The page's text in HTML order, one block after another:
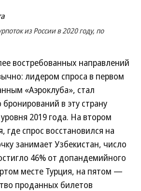
из России в 2020 году, по
востребованных направлений
лидером спроса в первом
«Аэроклуба», стал
бронирований в эту страну
2019 года. На втором
где спрос восстановился на
занимает Узбекистан, число
46% от допандемийного
месте Турция, на пятом —
проданных билетов